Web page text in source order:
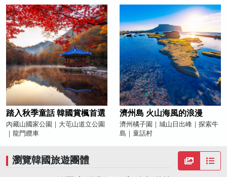
踏入秋季童話 韓國賞楓首選
內藏山國家公園｜大芚山道立公園
｜龍門纜車
濟州島 火山海風的浪漫
濟州橘子園｜城山日出峰｜探索牛
島｜童話村
瀏覽韓國旅遊團體